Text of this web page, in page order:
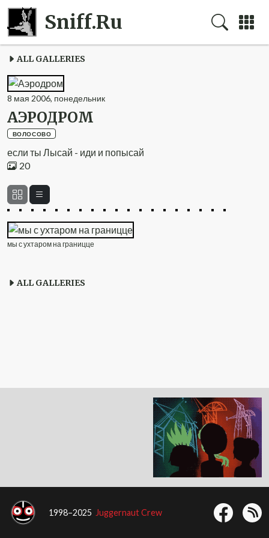
Sniff.Ru
ALL GALLERIES
8 мая 2006, понедельник
АЭРОДРОМ
ВОЛОСОВО
если ты Лысай - иди и попысай
20
мы с ухтаром на границце
ALL GALLERIES
1998–2025 Juggernaut Crew